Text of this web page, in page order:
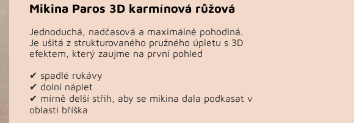
Mikina Paros 3D karmínová růžová
Jednoduchá, nadčasová a maximálně pohodlná.
Je ušitá z strukturovaného pružného úpletu s 3D
efektem, který zaujme na první pohled
✔ spadlé rukávy
✔ dolní náplet
✔ mírně delší střih, aby se mikina dala podkasat v
oblasti bříška